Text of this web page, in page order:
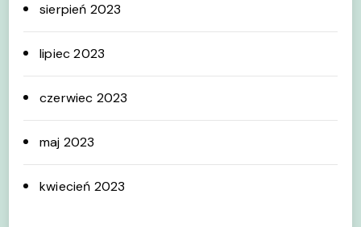
sierpień 2023
lipiec 2023
czerwiec 2023
maj 2023
kwiecień 2023